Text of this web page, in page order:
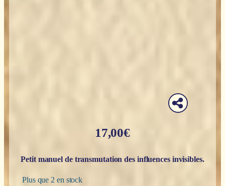
17,00€
Petit manuel de transmutation des influences invisibles.
Plus que 2 en stock